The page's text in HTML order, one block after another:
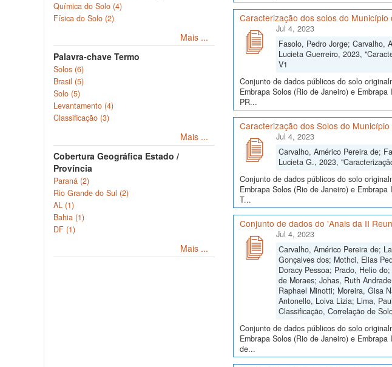
Química do Solo (4)
Física do Solo (2)
Mais ...
Palavra-chave Termo
Solos (6)
Brasil (5)
Solo (5)
Levantamento (4)
Classificação (3)
Mais ...
Cobertura Geográfica Estado /
Província
Paraná (2)
Rio Grande do Sul (2)
AL (1)
Bahia (1)
DF (1)
Mais ...
Caracterização dos solos do Município
Jul 4, 2023
Fasolo, Pedro Jorge; Carvalho,
Lucieta Guerreiro, 2023,
V1
Conjunto de dados públicos do solo
Embrapa Solos (Rio de Janeiro) e
PR...
Caracterização dos Solos do
Jul 4, 2023
Carvalho, Américo Pereira de;
Lucieta G., 2023,
Conjunto de dados públicos do solo
Embrapa Solos (Rio de Janeiro) e
T...
Conjunto de dados do 'Anais da II
Jul 4, 2023
Carvalho, Américo Pereira de;
Gonçalves dos; Mothci, Elias
Doracy Pessoa; Prado, Helio
de Moraes; Johas, Ruth
Raphael Minotti; Moreira, Gisa
Antonello, Loiva Lizia; Lima,
Classificação, Correlação de
Conjunto de dados públicos do solo
Embrapa Solos (Rio de Janeiro) e
de...